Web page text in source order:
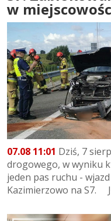
w
07.08 11:01 Dziś, 7
drogowego, w wyniku
jeden pas ruchu -
Kazimierzowo na S7.